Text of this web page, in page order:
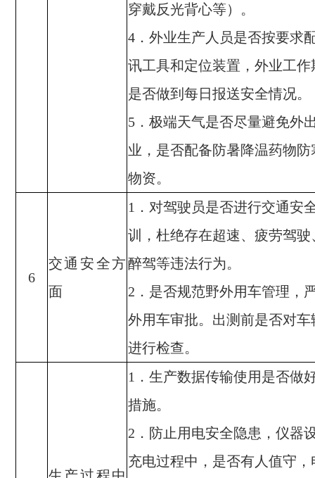
穿戴反光背心等）。
4． 外业生产人员是否按要求
讯工具和定位装置，外业工作
是否做到每日报送安全情况。
5．极端天气是否尽量避免外
业，是否配备防暑降温药物防
物资。
6
交通安全方
面
1 ．对驾驶员是否进行交通安
训，杜绝存在超速、疲劳驾驶
醉驾等违法行为。
2 ．是否规范野外用车管理，
外用车审批。出测前是否对车
进行检查。
1 ．生产数据传输使用是否做
措施。
2 ．防止用电安全隐患，仪器
充电过程中，是否有人值守，